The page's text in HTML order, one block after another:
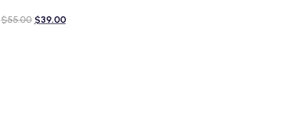
$55.00 $39.00